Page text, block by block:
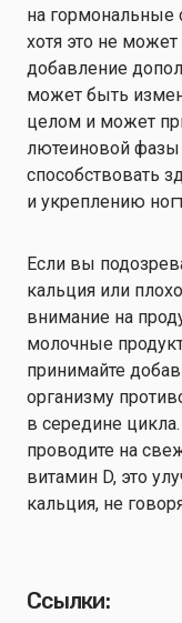
на гормональные
хотя это не
добавление
может быть
целом и может
лютеиновой фазы
способствовать
и укреплению
Если вы
кальция или
внимание на
молочные
принимайте
организму
в середине
проводите на
витамин D, это
кальция, не
Ссылки: